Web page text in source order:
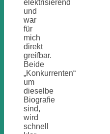
elektrisierend
und
war
für
mich
direkt
greifbar.
Beide
„Konkurrenten“
um
dieselbe
Biografie
sind,
wird
schnell